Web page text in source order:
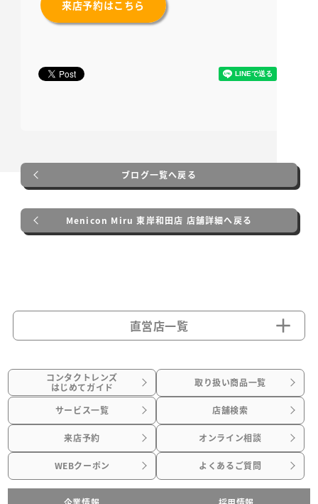
来店予約はこちら
ブログ一覧へ戻る
Menicon Miru 東岸和田店 店舗詳細へ戻る
直営店一覧
コンタクトレンズ
はじめてガイド 取り扱い商品一覧
サービス一覧 店舗検索
来店予約 オンライン相談
WEBクーポン よくあるご質問